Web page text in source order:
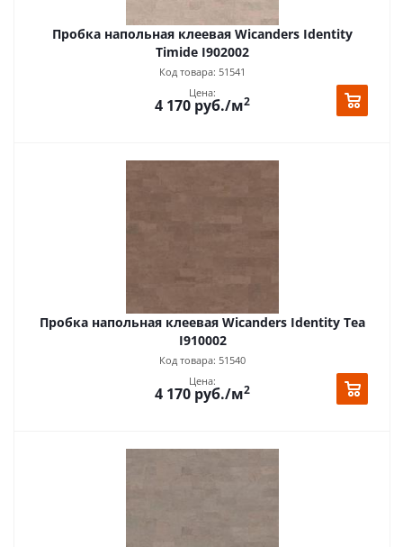
Пробка напольная клеевая Wicanders Identity
Timide I902002
Код товара: 51541
Цена:
4 170 руб./м2
Пробка напольная клеевая Wicanders Identity Tea
I910002
Код товара: 51540
Цена:
4 170 руб./м2